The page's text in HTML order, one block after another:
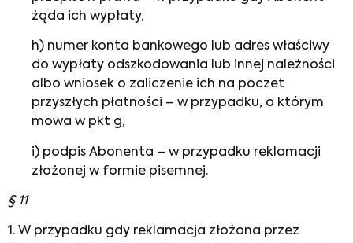
żąda ich wypłaty,
h) numer konta bankowego lub adres właściwy
do wypłaty odszkodowania lub innej należności
albo wniosek o zaliczenie ich na poczet
przyszłych płatności – w przypadku, o którym
mowa w pkt g,
i) podpis Abonenta – w przypadku reklamacji
złożonej w formie pisemnej.
§ 11
1. W przypadku gdy reklamacja złożona przez